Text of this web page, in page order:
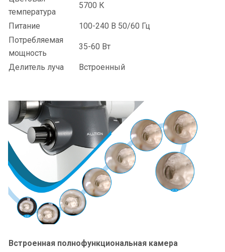
температура
5700 К
Питание
100-240 В 50/60 Гц
Потребляемая
мощность
35-60 Вт
Делитель луча Встроенный
Встроенная полнофункциональная камера